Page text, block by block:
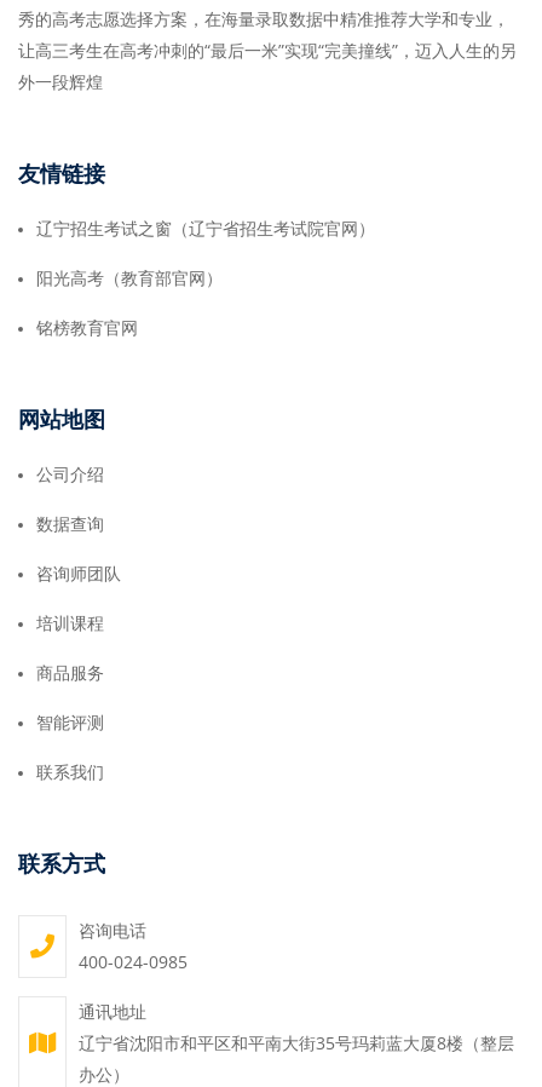
秀的高考志愿选择方案，在海量录取数据中精准推荐大学和专业，
让高三考生在高考冲刺的“最后一米”实现“完美撞线”，迈入人生的另
外一段辉煌
友情链接
辽宁招生考试之窗（辽宁省招生考试院官网）
阳光高考（教育部官网）
铭榜教育官网
网站地图
公司介绍
数据查询
咨询师团队
培训课程
商品服务
智能评测
联系我们
联系方式
咨询电话
400-024-0985
通讯地址
辽宁省沈阳市和平区和平南大街35号玛莉蓝大厦8楼（整层
办公）